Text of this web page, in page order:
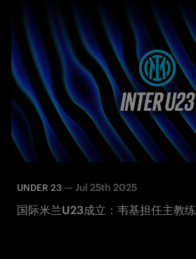
UNDER 23 — Jul 25th 2025
国际米兰U23成立：韦基担任主教练